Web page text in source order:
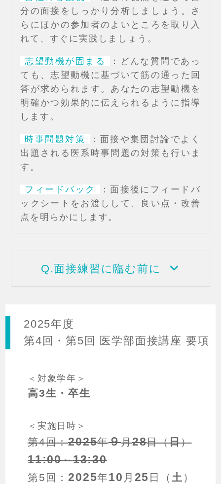
分の面接をしっかり分析しましょう。さ
らにほかの参加者のよいところを取り入
れて、すぐに実践しましょう。
志望動機が固まる
：どんな質問であっ
ても、志望動機に基づいて筋の通った回
答が求められます。あなたの志望動機を
明確かつ効果的に伝えられるように指導
します。
時事問題対策
：面接や集団討論でよく
出題される医系時事問題の対策も行いま
す。
フィードバック
：面接後にフィードバ
ックシートをお渡しして、良い点・改善
点を明らかにします。
Q.面接練習に臨む前に
2025年度
第4回・第5回 医学部面接講座 要項
＜対象学年＞
高3生・卒生
＜実施日時＞
第4回：2025年９月28日（日）
11:00～13:30
第5回：2025年10 月 25 日（ 土 ）